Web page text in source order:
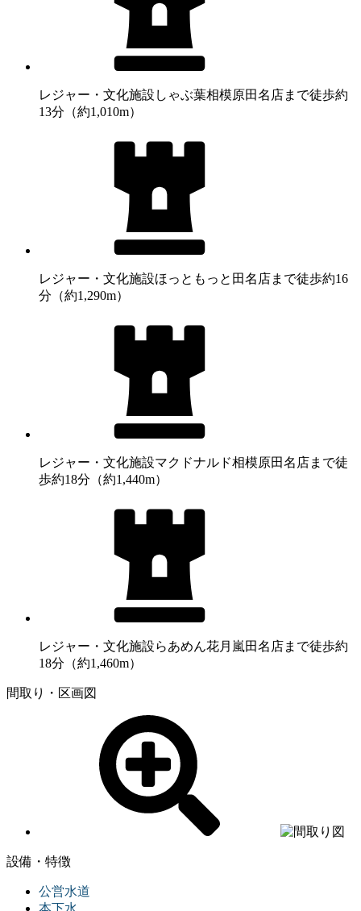
レジャー・文化施設 しゃぶ葉相模原田名店まで徒歩約
13分（約1,010m）
レジャー・文化施設ほっともっと田名店まで徒歩約16
分（約1,290m）
レジャー・文化施設マクドナルド相模原田名店まで徒
歩約18分（約1,440m）
レジャー・文化施設らあめん花月嵐田名店まで徒歩約
18分（約1,460m）
間取り・区画図
設備・特徴
公営水道
本下水